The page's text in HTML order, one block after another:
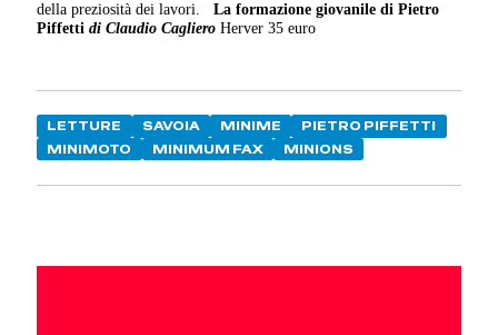
della preziosità dei lavori.La formazione giovanile di Pietro
PiffettidiClaudio CaglieroHerver 35 euro
LETTURE SAVOIA MINIME
PIETRO PIFFETTI
MINIMOTO
MINIMUM FAX MINIONS